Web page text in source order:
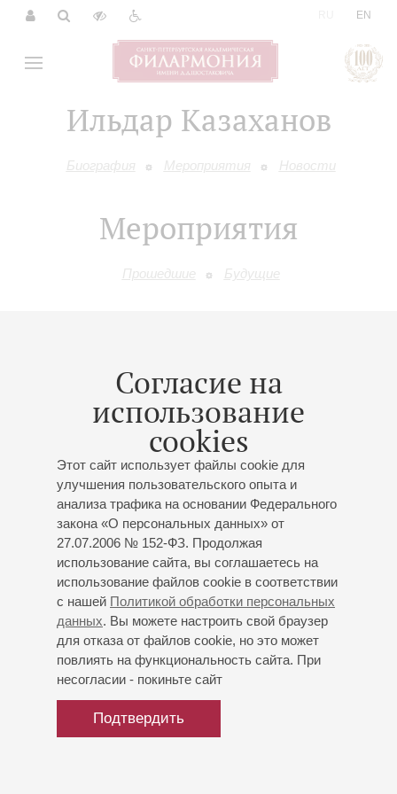
EN
Ильдар Казаханов
Биография Мероприятия Новости
Согласие на
использование
cookies
Этот сайт использует файлы cookie для
улучшения пользовательского опыта и
анализа трафика на основании Федерального
закона «О персональных данных» от
27.07.2006 № 152-ФЗ. Продолжая
использование сайта, вы соглашаетесь на
использование файлов cookie в соответствии
с нашей Политикой обработки персональных
данных. Вы можете настроить свой браузер
для отказа от файлов cookie, но это может
повлиять на функциональность сайта. При
несогласии - покиньте сайт
Подтвердить
Мероприятия
Прошедшие Будущие
«Монстры гитары»
Вечер джазовой музыки
Концерт 5-го абонемента « Музыка для души
Ильдар Казаханов- гитара;Гасан Багиров- гитара;
Владимир Козлов- контрабас;Алексей Шихов
ударные
Казаханов: «Московский блюз»;Картер: «Доверяй
только своему сердцу»;Роннель: «Ива плачет»;
Файн: «Тайная любовь»; Леннон - Маккартни
«Соберемся вместе»;Портер: «Любовь на
продажу»;Костер: «Лунный цветок»;Бонфа: «Утро
карнавала»;Харрисон: «Под грустный плач моих
струн»; Гладков : «Серенада трубадура»;
Рейнхардт : «Слезы»
Купить билет 700 — 1200 р.